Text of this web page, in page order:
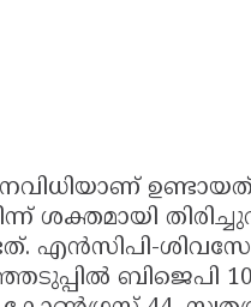
ശക്തമായി
ബിജെപി